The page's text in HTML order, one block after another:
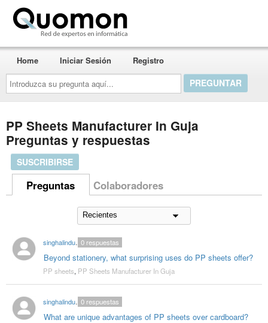
Introduzca
su
pregunta
aquí...
Home Iniciar Sesión Registro
PP Sheets Manufacturer In Guja
Preguntas y respuestas
SUSCRIBIRSE
Preguntas Colaboradores
singhalindustries
Beyond stationery, what surprising uses do PP sheets offer?
0respuestas
PP sheets, PP Sheets Manufacturer In Guja
singhalindustries
What are unique advantages of PP sheets over cardboard?
0respuestas